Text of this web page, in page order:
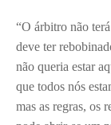
“O árbitro não
deve ter
não queria estar
que todos nós
mas as regras, os